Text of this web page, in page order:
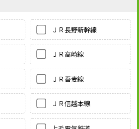
ＪＲ長野新幹線
ＪＲ高崎線
ＪＲ吾妻線
ＪＲ信越本線